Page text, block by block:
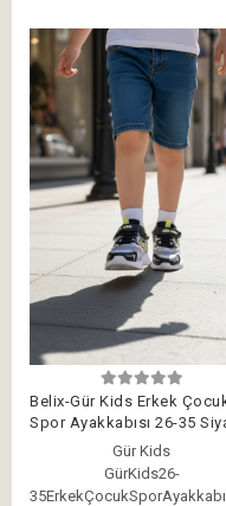
Belix-Gür Kids Erkek
Spor Ayakkabısı 26-35
Gür Kids
GürKids26-